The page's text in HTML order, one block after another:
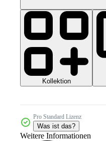
Kollektion
Pro Standard Lizenz
Was ist das?
Weitere Informationen